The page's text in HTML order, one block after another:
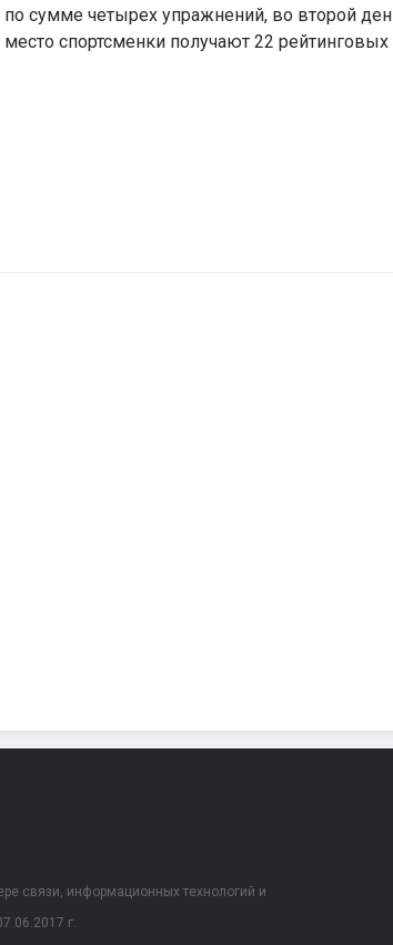
сумме четырех упражнений, во второй
спортсменки получают 22 рейтинговых
связи, информационных технологий и
г.